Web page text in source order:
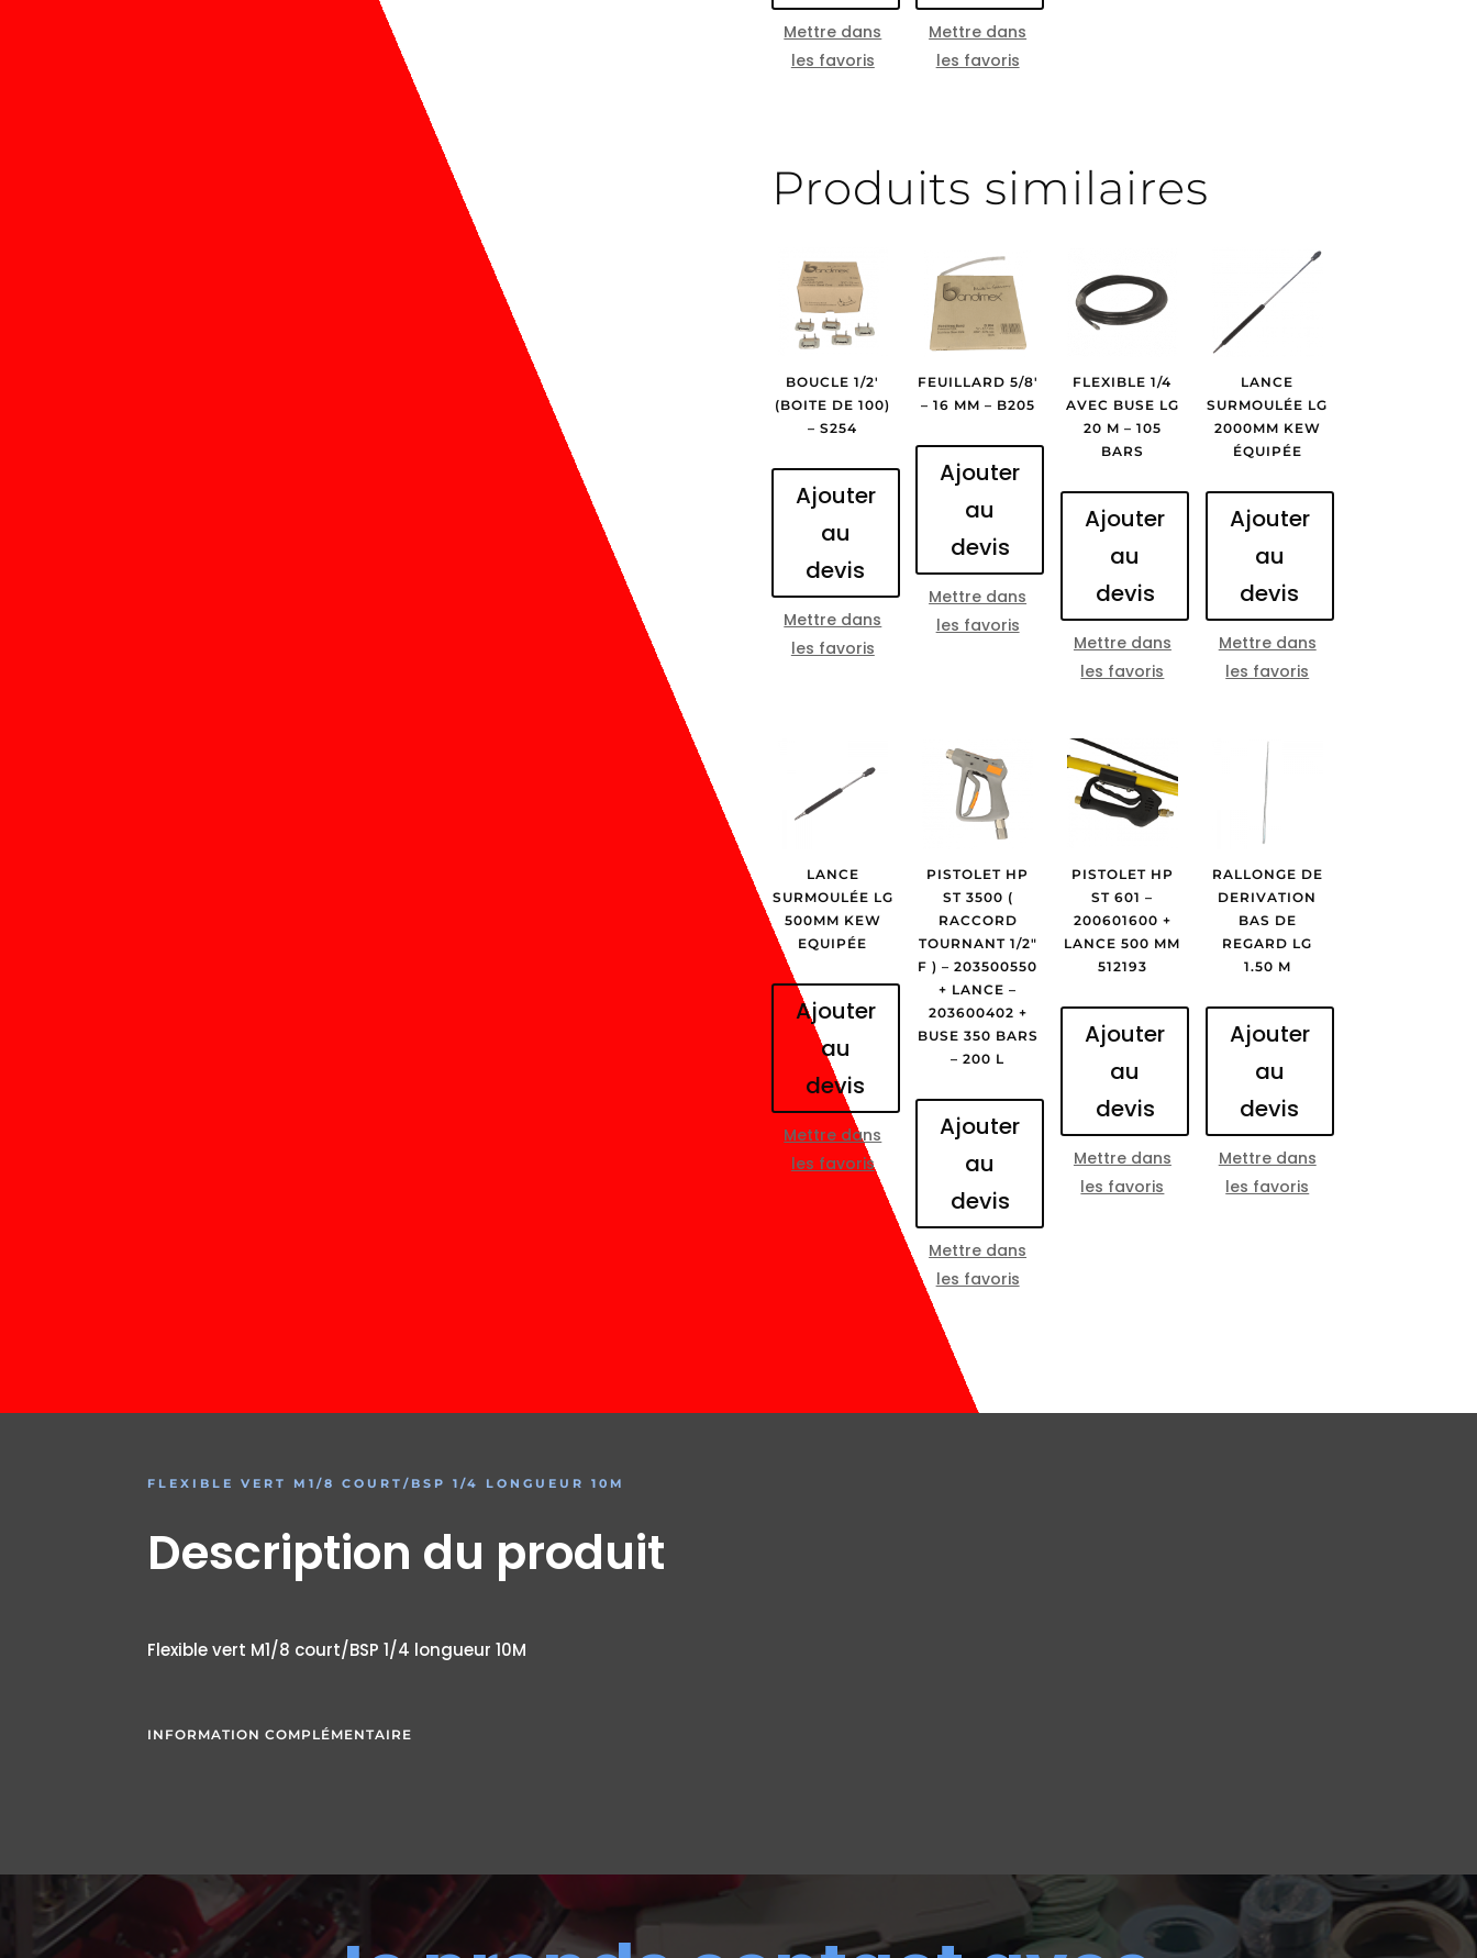
Mettre dans
les favoris
Mettre dans
les favoris
Produits similaires
BOUCLE 1/2′
(BOITE DE 100)
– S254
Ajouter
au
devis
Mettre dans
les favoris
FEUILLARD 5/8′
– 16 MM – B205
Ajouter
au
devis
Mettre dans
les favoris
FLEXIBLE 1/4
AVEC BUSE LG
20 M – 105
BARS
Ajouter
au
devis
Mettre dans
les favoris
LANCE
SURMOULÉE LG
2000MM KEW
ÉQUIPÉE
Ajouter
au
devis
Mettre dans
les favoris
LANCE
SURMOULÉE LG
500MM KEW
EQUIPÉE
Ajouter
au
devis
Mettre dans
les favoris
PISTOLET HP
ST 3500 (
RACCORD
TOURNANT 1/2″
F ) – 203500550
+ LANCE –
203600402 +
BUSE 350 BARS
– 200 L
Ajouter
au
devis
Mettre dans
les favoris
PISTOLET HP
ST 601 –
200601600 +
LANCE 500 MM
512193
Ajouter
au
devis
Mettre dans
les favoris
RALLONGE DE
DERIVATION
BAS DE
REGARD LG
1.50 M
Ajouter
au
devis
Mettre dans
les favoris
FLEXIBLE VERT M1/8 COURT/BSP 1/4 LONGUEUR 10M
Description du produit
Flexible vert M1/8 court/BSP 1/4 longueur 10M
INFORMATION COMPLÉMENTAIRE